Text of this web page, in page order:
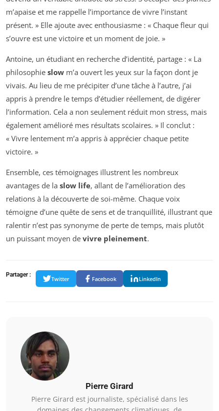
m’apaise et me rappelle l’importance de vivre l’instant
présent. » Elle ajoute avec enthousiasme : « Chaque fleur qui
s’ouvre est une victoire et un moment de joie. »
Antoine, un étudiant en recherche d’identité, partage : « La
philosophie slow m’a ouvert les yeux sur la façon dont je
vivais. Au lieu de me précipiter d’une tâche à l’autre, j’ai
appris à prendre le temps d’étudier réellement, de digérer
l’information. Cela a non seulement réduit mon stress, mais
également amélioré mes résultats scolaires. » Il conclut :
« Vivre lentement m’a appris à apprécier chaque petite
victoire. »
Ensemble, ces témoignages illustrent les nombreux
avantages de la slow life, allant de l’amélioration des
relations à la découverte de soi-même. Chaque voix
témoigne d’une quête de sens et de tranquillité, illustrant que
ralentir n’est pas synonyme de perte de temps, mais plutôt
un puissant moyen de vivre pleinement.
Partager :
Twitter Facebook LinkedIn
Pierre Girard
Pierre Girard est journaliste, spécialisé dans les